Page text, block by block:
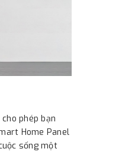
phép bạn
Home Panel
sống một